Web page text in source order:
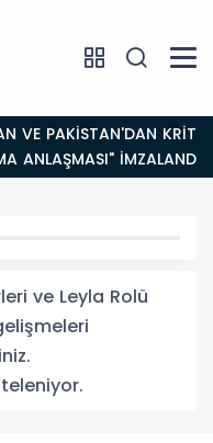
ANLAŞMASI" İMZALANDI!
ve Leyla Rolü